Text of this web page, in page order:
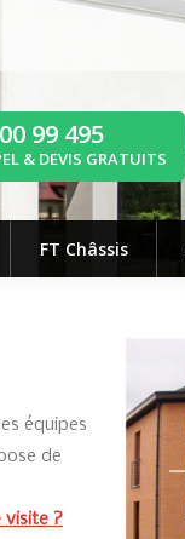
99 495
& DEVIS GRATUITS
FT Châssis
équipes
de
visite ?